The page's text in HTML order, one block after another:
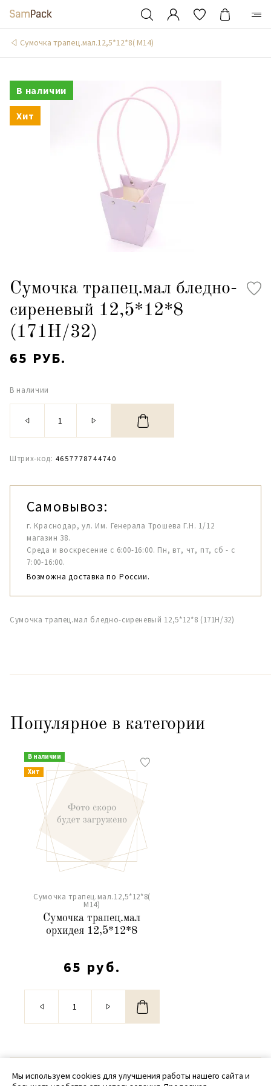
Сумочка трапец.мал.12,5*12*8( М14)
В наличии
Хит
Сумочка трапец.мал бледно-
сиреневый 12,5*12*8
(171Н/32)
65 РУБ.
В наличии
Штрих-код: 4657778744740
Самовывоз:
г. Краснодар, ул. Им. Генерала Трошева Г.Н. 1/12
магазин 38.
Среда и воскресение с 6:00-16:00. Пн, вт, чт, пт, сб - с
7:00-16:00.
Возможна доставка по России.
Сумочка трапец.мал бледно-сиреневый 12,5*12*8 (171Н/32)
Популярное в категории
В наличии
Хит
Сумочка трапец.мал.12,5*12*8(
М14)
Сумочка трапец.мал
орхидея 12,5*12*8
65 руб.
© 2020 - 2026 SamPack
Мы используем cookies для улучшения работы нашего сайта и